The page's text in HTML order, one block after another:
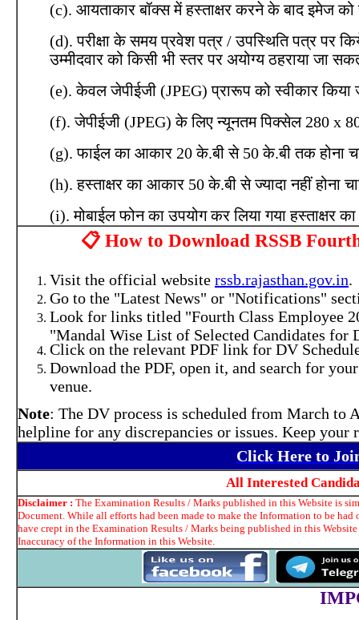
(c). आयताकार बॉक्स में हस्ताक्षर करने के बाद इमेज
(d). परीक्षा के समय प्रवेश पत्र / उपस्थिति पत्र पर
उम्मीदवार को किसी भी स्तर पर अयोग्य ठहराया जा
(e). केवल जेपीईजी (JPEG) प्रारूप को स्वीकार किया
(f). जेपीईजी (JPEG) के लिए न्यूनतम पिक्सेल 280 x
(g). फाईल का आकार 20 के.बी से 50 के.बी तक होना
(h). हस्ताक्षर का आकार 50 के.बी से ज्यादा नहीं होना
(i). मोबाईल फोन का उपयोग कर लिया गया हस्ताक्षर
📋 How to Download RSSB
Visit the official website rssb.rajasthan.gov.in.
Go to the "Latest News" or "Notifications"
Look for links titled "Fourth Class Employee
"Mandal Wise List of Selected Candidates
Click on the relevant PDF link for DV
Download the PDF, open it, and search for
venue.
Note: The DV process is scheduled from March
helpline for any discrepancies or issues. Keep your
Click Here to
All Interested
Disclaimer : The Examination Results / Marks published in this Website is
Document. While all efforts had been made to make the Information to be
have crept in the Examination Results / Marks being published in this
Inaccuracy of the Information in this Website.